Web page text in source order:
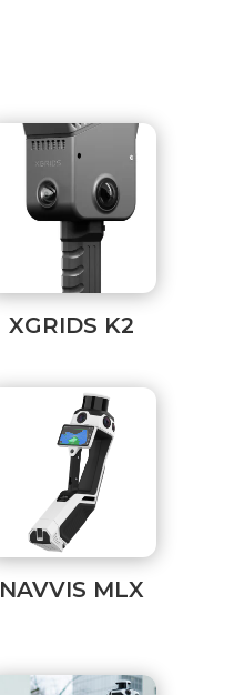
XGRIDS K2
NAVVIS MLX